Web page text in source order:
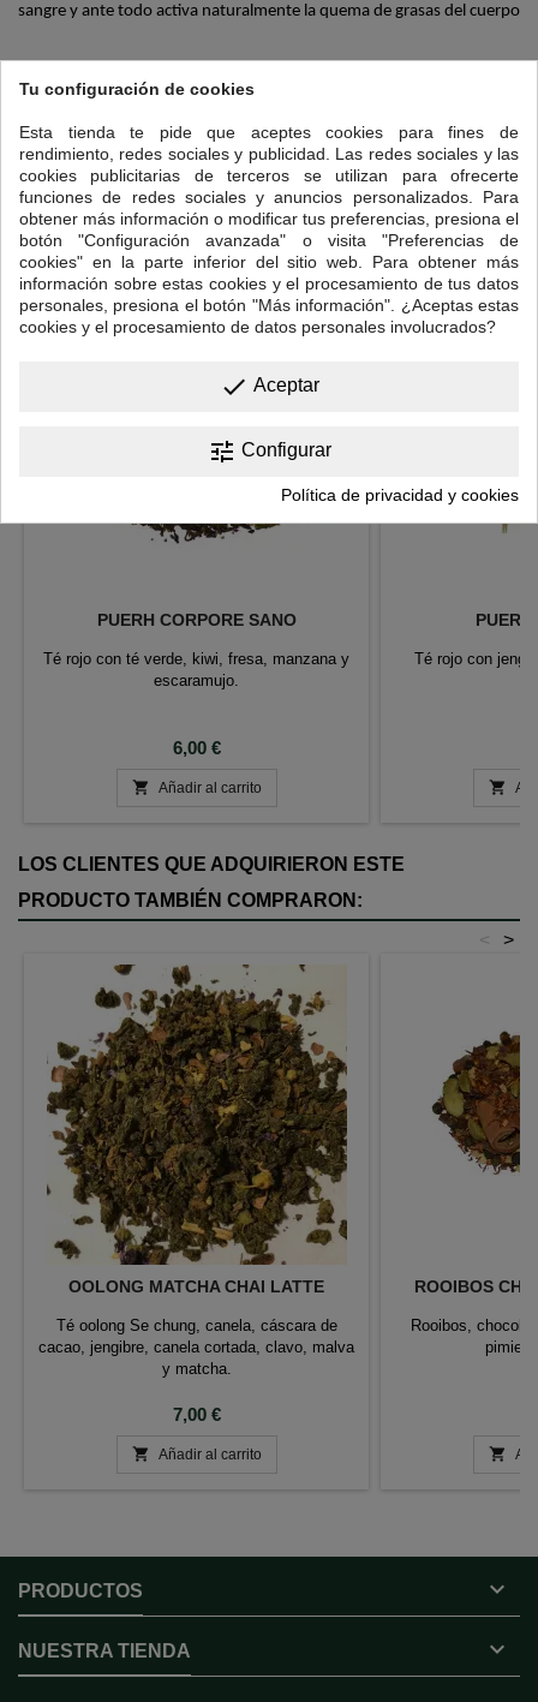
sangre y ante todo activa naturalmente la quema de grasas del cuerpo
Cantidad: una cucharadita de postre colmada.
Temperatura del agua: 95ºC
Tiempo de infusión: 3 minutos.
16 OTROS PRODUCTOS EN LA MISMA CATEGORÍA:
>
<
PUERH CORPORE SANO
Té rojo con té verde, kiwi, fresa, manzana y
escaramujo.
Precio
6,00 €
 Añadir al carrito
Té rojo con

LOS CLIENTES QUE ADQUIRIERON ESTE
PRODUCTO TAMBIÉN COMPRARON:
>
<
OOLONG MATCHA CHAI LATTE
Té oolong Se chung, canela, cáscara de
cacao, jengibre, canela cortada, clavo, malva
y matcha.
Precio
7,00 €
 Añadir al carrito
ROOIBOS
Rooibos,

PRODUCTOS 
NUESTRA TIENDA 
Tu configuración de cookies
Esta tienda te pide que aceptes cookies para fines de
rendimiento, redes sociales y publicidad. Las redes sociales y las
cookies publicitarias de terceros se utilizan para ofrecerte
funciones de redes sociales y anuncios personalizados. Para
obtener más información o modificar tus preferencias, presiona el
botón "Configuración avanzada" o visita "Preferencias de
cookies" en la parte inferior del sitio web. Para obtener más
información sobre estas cookies y el procesamiento de tus datos
personales, presiona el botón "Más información". ¿Aceptas estas
cookies y el procesamiento de datos personales involucrados?
done Aceptar
tune Configurar
Política de privacidad y cookies